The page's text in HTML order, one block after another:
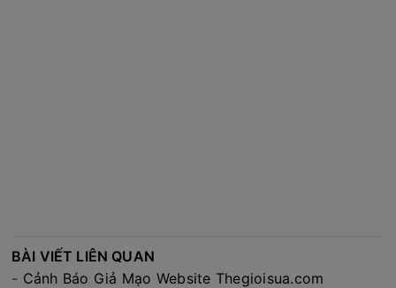
BÀI VIẾT LIÊN QUAN
- Cảnh Báo Giả Mạo Website Thegioisua.com